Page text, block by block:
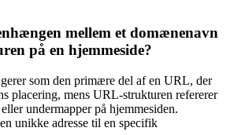
mellem et domænenavn
på en hjemmeside?
som den primære del af en URL, der
placering, mens URL-strukturen refererer
undermapper på hjemmesiden.
unikke adresse til en specifik